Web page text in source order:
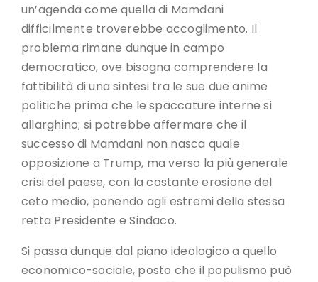
un’agenda come quella di Mamdani
difficilmente troverebbe accoglimento. Il
problema rimane dunque in campo
democratico, ove bisogna comprendere la
fattibilità di una sintesi tra le sue due anime
politiche prima che le spaccature interne si
allarghino; si potrebbe affermare che il
successo di Mamdani non nasca quale
opposizione a Trump, ma verso la più generale
crisi del paese, con la costante erosione del
ceto medio, ponendo agli estremi della stessa
retta Presidente e Sindaco.
Si passa dunque dal piano ideologico a quello
economico-sociale, posto che il populismo può